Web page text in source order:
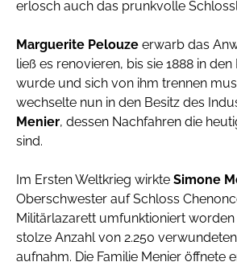
erlosch auch das prunkvolle
Marguerite Pelouze erwarb das
ließ es renovieren, bis sie 1888 in
wurde und sich von ihm trennen
wechselte nun in den Besitz des
Menier, dessen Nachfahren die
sind.
Im Ersten Weltkrieg wirkte Simone
Oberschwester auf Schloss
Militärlazarett umfunktioniert
stolze Anzahl von 2.250
aufnahm. Die Familie Menier öffnete